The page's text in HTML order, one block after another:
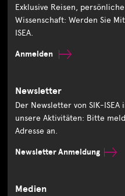
Exklusive Reisen,
Wissenschaft: Werden Sie
ISEA.
Anmelden
Newsletter
Der Newsletter von SIK-
unsere Aktivitäten: Bitte
Adresse an.
Newsletter Anmeldung
Medien